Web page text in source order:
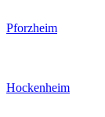
Pforzheim
Hockenheim